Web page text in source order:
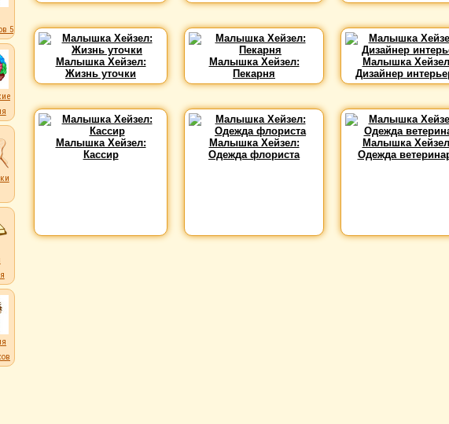
5
Малышка Хейзел:
Жизнь уточки
Малышка Хейзел:
Пекарня
Малышка
Дизайнер
Малышка Хейзел:
Кассир
Малышка Хейзел:
Одежда флориста
Малышка
Одежда